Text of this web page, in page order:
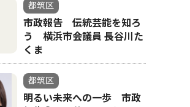
都筑区
市政報告 伝統芸能を知ろ
う 横浜市会議員 長谷川た
くま
都筑区
明るい未来への一歩 市政